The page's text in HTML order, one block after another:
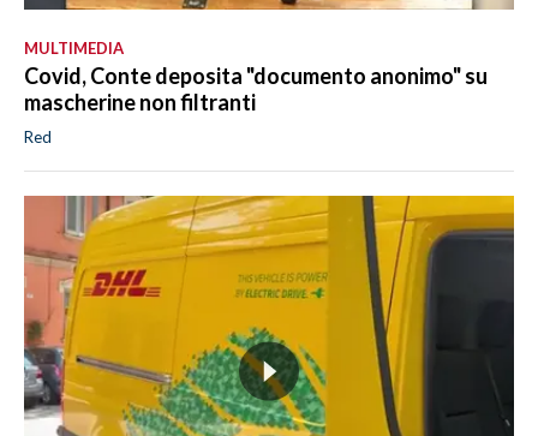
MULTIMEDIA
Covid, Conte deposita "documento anonimo" su
mascherine non filtranti
Red